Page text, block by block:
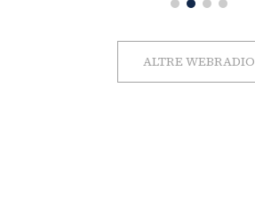
ALTRE WEBRADIO